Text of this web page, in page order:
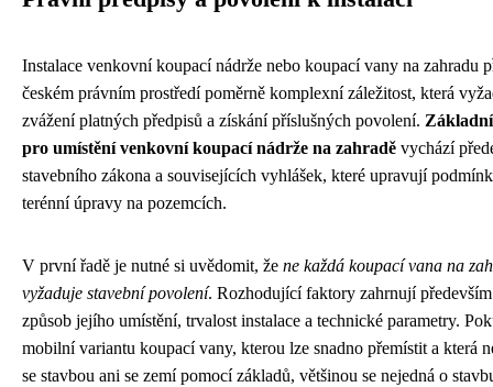
Instalace venkovní koupací nádrže nebo koupací vany na zahradu
českém právním prostředí poměrně komplexní záležitost, která
zvážení platných předpisů a získání příslušných povolení.
pro umístění venkovní koupací nádrže na zahradě vychází
stavebního zákona a souvisejících vyhlášek, které upravují
terénní úpravy na pozemcích.
V první řadě je nutné si uvědomit, že ne každá koupací vana na
vyžaduje stavební povolení. Rozhodující faktory zahrnují
způsob jejího umístění, trvalost instalace a technické parametry.
mobilní variantu koupací vany, kterou lze snadno přemístit a která
se stavbou ani se zemí pomocí základů, většinou se nejedná o